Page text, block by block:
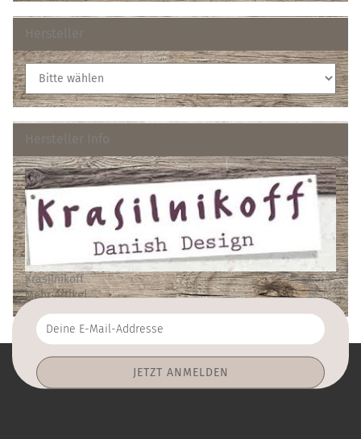
Hersteller
Hersteller Info
Krasilnikoff
Mehr Artikel
Deine
E-
Addresse